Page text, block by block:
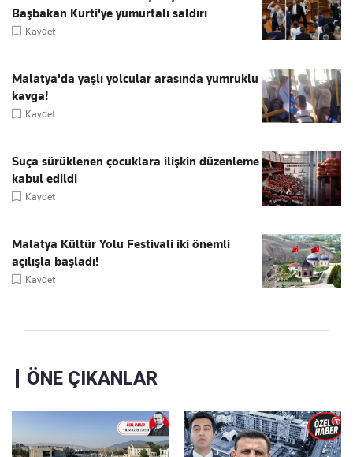
Başbakan Kurti'ye yumurtalı saldırı
Kaydet
Malatya'da yaşlı yolcular arasında yumruklu
kavga!
Kaydet
Suça sürüklenen çocuklara ilişkin düzenleme
kabul edildi
Kaydet
Malatya Kültür Yolu Festivali iki önemli
açılışla başladı!
Kaydet
ÖNE ÇIKANLAR